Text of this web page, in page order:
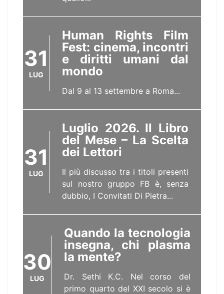
31
LUG
Human Rights Film
Fest: cinema, incontri
e diritti umani dal
mondo
Dal 9 al 13 settembre a Roma...
31
LUG
Luglio 2026. Il Libro
del Mese – La Scelta
dei Lettori
Il più discusso tra i titoli presenti
sul nostro gruppo FB è, senza
dubbio, I Convitati Di Pietra...
30
LUG
Quando la tecnologia
insegna, chi plasma
la mente?
Dr. Sethi K.C. Nel corso del
primo quarto del XXI secolo si è